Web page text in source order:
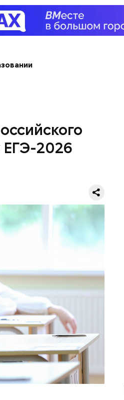
ЕГЭ-2026
пары видятся со
в видеоигры и
пока это
они уже не будут
фруктозой.
энергию. Но важно
так же как и
весом, —